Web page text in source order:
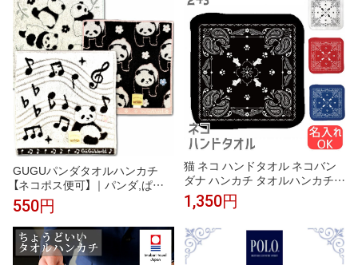
GUGUパンダタオルハンカチ
【ネコポス便可】 ｜パンダ,ぱん
だグッズ,タオル,ハンカチ,ハン
ドタオル,ミニハンカチ,中国,中
華街,可愛い,プレゼント,実用,プ
チギフト,赤ちゃん,パンダ雑貨,
ro0805
550円
猫 ネコ ハンドタオル ネコバン
ダナ ハンカチ タオルハンカチ
名入れ 記念品 アニバーサリー
入園 入学 卒園 卒業 入学祝い 還
コ好き 雑貨 かわいい グッズ プ
レゼント ギフト
1,350円